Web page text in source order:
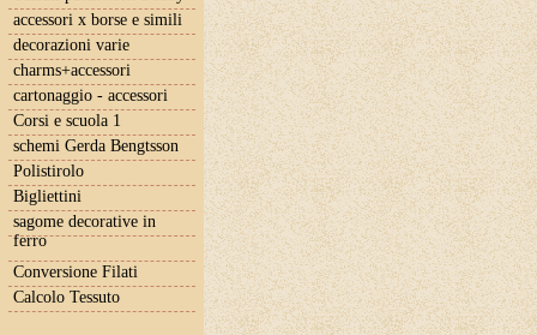
accessori x borse e simili
decorazioni varie
charms+accessori
cartonaggio - accessori
Corsi e scuola 1
schemi Gerda Bengtsson
Polistirolo
Bigliettini
sagome decorative in
ferro
Conversione Filati
Calcolo Tessuto